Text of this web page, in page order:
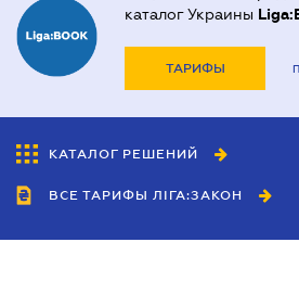
каталог Украины
ТАРИФЫ
КАТАЛОГ РЕШЕНИЙ
ВСЕ ТАРИФЫ ЛІГА:ЗАКОН